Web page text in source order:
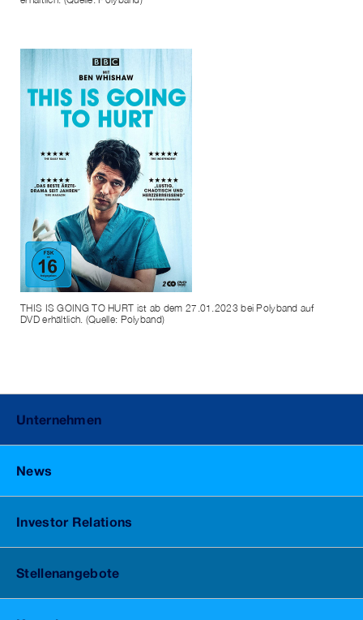
THIS IS GOING TO HURT ist ab dem 27.01.2023 bei Polyband auf
DVD erhältlich. (Quelle: Polyband)
Unternehmen
News
Investor Relations
Stellenangebote